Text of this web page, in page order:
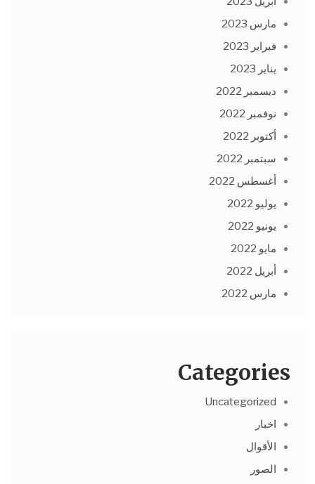
مارس 2023
فبراير 2023
يناير 2023
ديسمبر 2022
نوفمبر 2022
أكتوبر 2022
سبتمبر 2022
أغسطس 2022
يوليو 2022
يونيو 2022
مايو 2022
أبريل 2022
مارس 2022
Categories
Uncategorized
اخبار
الأقوال
الصور